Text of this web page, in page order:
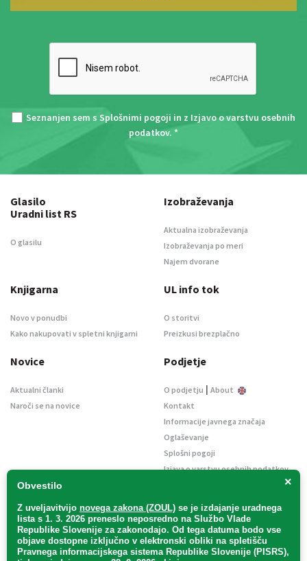
Seznanjen sem s Splošnimi pogoji in z Izjavo o varstvu osebnih
podatkov. *
×
Obvestilo
Z uveljavitvijo novega zakona (ZOUL) se je izdajanje uradnega
lista s 1. 3. 2026 preneslo neposredno na Službo Vlade
Republike Slovenije za zakonodajo. Od tega datuma bodo vse
objave dostopne izključno v elektronski obliki na spletišču
Pravnega informacijskega sistema Republike Slovenije (PISRS),
Glasilo
Uradni list RS
O glasilu
Izobraževanja
Aktualna izobraževanja
Izobraževanja po meri
Najem dvorane
Knjigarna
Novo v ponudbi
Kako nakupovati v spletni knjigarni
UL info tok
O storitvi
Preizkusi brezplačno
Novice
Aktualni članki
Naroči se na novice
Podjetje
O podjetju | About
Kontakt
Informacije javnega značaja
Oglaševanje
Splošni pogoji
Izjava o varstvu osebnih podatkov